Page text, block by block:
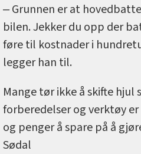
‒ Grunnen er at
bilen. Jekker du opp der
føre til kostnader i
legger han til.
Mange tør ikke å skifte hjul
forberedelser og verktøy
og penger å spare på å
Sødal